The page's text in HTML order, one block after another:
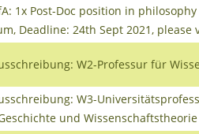
1x Post-Doc position in
Deadline: 24th Sept 2021,
W2-Professur für
W3-
und